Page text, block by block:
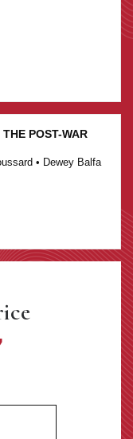
POST-WAR
• Dewey Balfa